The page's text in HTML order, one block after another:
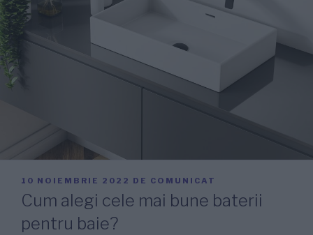
PUBLICAT
PE
10 NOIEMBRIE 2022 DE COMUNICAT
Cum alegi cele mai bune baterii
pentru baie?